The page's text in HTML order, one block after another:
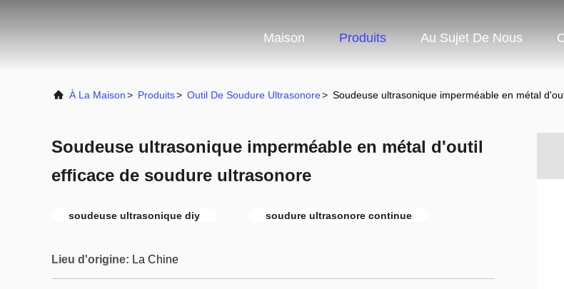
Maison Produits Au Sujet De Nous
À La Maison> Produits> Outil De Soudure Ultrasonore> Soudeuse ultrasonique imperméable en métal
Soudeuse ultrasonique imperméable en métal d'outil
efficace de soudure ultrasonore
soudeuse ultrasonique diy soudure ultrasonore continue
Lieu d'origine: La Chine